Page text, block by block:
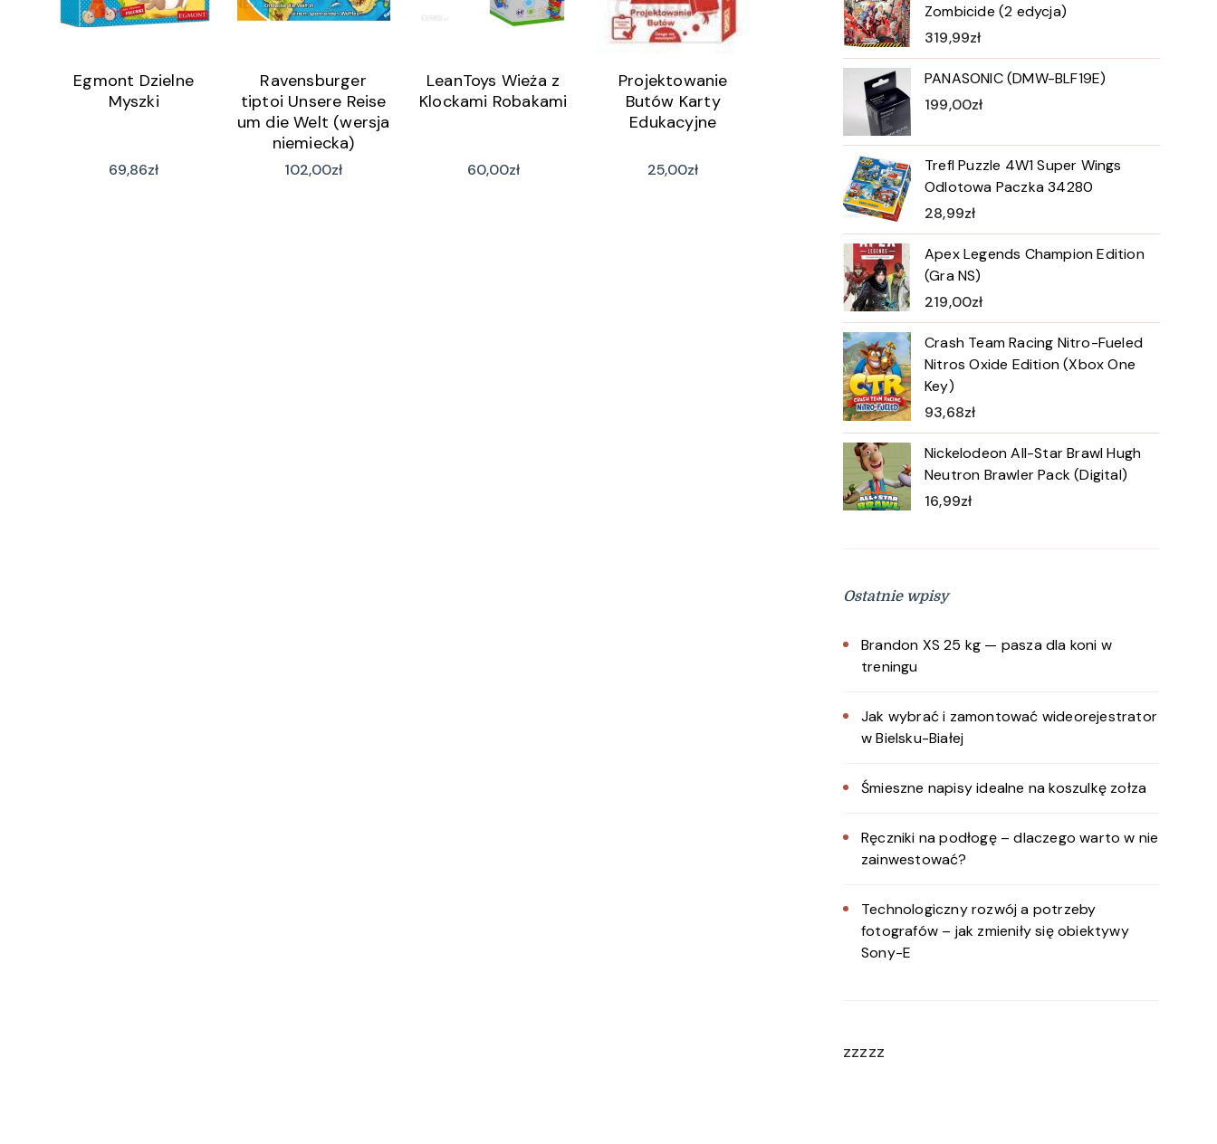
Egmont Dzielne
Myszki
69,86zł
Ravensburger
tiptoi Unsere Reise
um die Welt (wersja
niemiecka)
102,00zł
LeanToys Wieża z
Klockami Robakami
60,00zł
Projektowanie
Butów Karty
Edukacyjne
25,00zł
Zombicide (2 edycja)
319,99zł
PANASONIC (DMW-BLF19E)
199,00zł
Trefl Puzzle 4W1 Super Wings
Odlotowa Paczka 34280
28,99zł
Apex Legends Champion Edition
(Gra NS)
219,00zł
Crash Team Racing Nitro-Fueled
Nitros Oxide Edition (Xbox One
Key)
93,68zł
Nickelodeon All-Star Brawl Hugh
Neutron Brawler Pack (Digital)
16,99zł
Ostatnie wpisy
Brandon XS 25 kg — pasza dla koni w
treningu
Jak wybrać i zamontować wideorejestrator
w Bielsku-Białej
Śmieszne napisy idealne na koszulkę zołza
Ręczniki na podłogę – dlaczego warto w nie
zainwestować?
Technologiczny rozwój a potrzeby
fotografów – jak zmieniły się obiektywy
Sony-E
zzzzz